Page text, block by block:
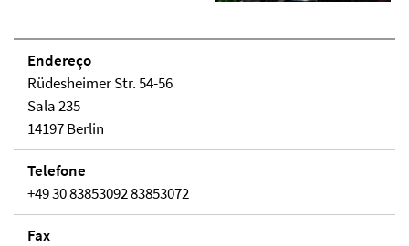
Endereço
Rüdesheimer Str. 54-56
Sala 235
14197 Berlin
Telefone
+49 30 83853092 83853072
Fax